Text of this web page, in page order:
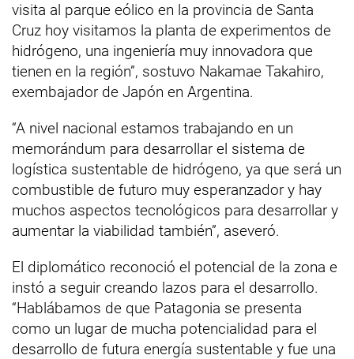
visita al parque eólico en la provincia de Santa
Cruz hoy visitamos la planta de experimentos de
hidrógeno, una ingeniería muy innovadora que
tienen en la región”, sostuvo Nakamae Takahiro,
exembajador de Japón en Argentina.
“A nivel nacional estamos trabajando en un
memorándum para desarrollar el sistema de
logística sustentable de hidrógeno, ya que será un
combustible de futuro muy esperanzador y hay
muchos aspectos tecnológicos para desarrollar y
aumentar la viabilidad también”, aseveró.
El diplomático reconoció el potencial de la zona e
instó a seguir creando lazos para el desarrollo.
“Hablábamos de que Patagonia se presenta
como un lugar de mucha potencialidad para el
desarrollo de futura energía sustentable y fue una